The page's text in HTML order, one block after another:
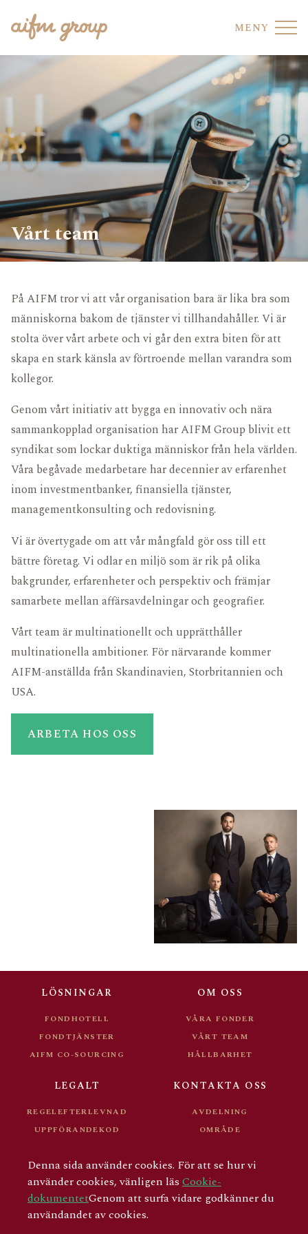
MENY
FONDTJÄNSTER
AIFM CO-SOURCING
VÅRA FONDER
VÅRT TEAM
HÅLLBARHET
UPPFÖRANDEKOD
FONDDOKUMENT
FÖR INVESTERARE
OMRÅDE
KARRIÄR
Vårt team
På AIFM tror vi att vår organisation bara är lika bra som
människorna bakom de tjänster vi tillhandahåller. Vi är
stolta över vårt arbete och vi går den extra biten för att
skapa en stark känsla av förtroende mellan varandra som
kollegor.
Genom vårt initiativ att bygga en innovativ och nära
sammankopplad organisation har AIFM Group blivit ett
syndikat som lockar duktiga människor från hela världen.
Våra begåvade medarbetare har decennier av erfarenhet
inom investmentbanker, finansiella tjänster,
managementkonsulting och redovisning.
Vi är övertygade om att vår mångfald gör oss till ett
bättre företag. Vi odlar en miljö som är rik på olika
bakgrunder, erfarenheter och perspektiv och främjar
samarbete mellan affärsavdelningar och geografier.
Vårt team är multinationellt och upprätthåller
multinationella ambitioner. För närvarande kommer
AIFM-anställda från Skandinavien, Storbritannien och
USA.
ARBETA HOS OSS
LÖSNINGAR
FONDHOTELL
FONDTJÄNSTER
AIFM CO-SOURCING
OM OSS
VÅRA FONDER
VÅRT TEAM
HÅLLBARHET
LEGALT
REGELEFTERLEVNAD
UPPFÖRANDEKOD
FÖR INVESTERARE
KONTAKTA OSS
AVDELNING
OMRÅDE
Denna sida använder cookies. För att se hur vi
använder cookies, vänligen läs Cookie-
dokumentetGenom att surfa vidare godkänner du
användandet av cookies.